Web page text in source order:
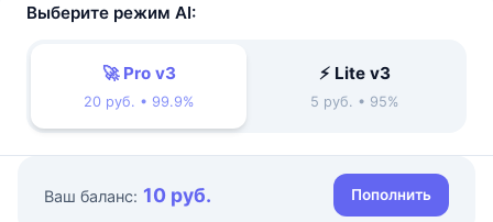
Выберите режим AI:
🚀 Pro v3
20 руб. • 99.9%
⚡ Lite v3
5 руб. • 95%
Ваш баланс: 10 руб. Пополнить